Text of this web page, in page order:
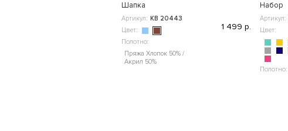
Шапка
Артикул: КВ 20443
Цвет:
Полотно:
Пряжа Хлопок 50% /
Акрил 50%
1 499 р.
Набор
Артикул:
Цвет:
Полотно: